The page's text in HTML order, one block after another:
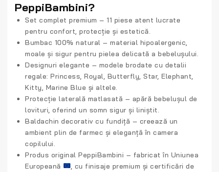
PeppiBambini?
Set complet premium – 11 piese atent lucrate
pentru confort, protecție și estetică.
Bumbac 100% natural – material hipoalergenic,
moale și sigur pentru pielea delicată a bebelușului.
Designuri elegante – modele brodate cu detalii
regale: Princess, Royal, Butterfly, Star, Elephant,
Kitty, Marine Blue și altele.
Protecție laterală matlasată – apără bebelușul de
lovituri, oferind un somn sigur și liniștit.
Baldachin decorativ cu fundiță – creează un
ambient plin de farmec și eleganță în camera
copilului.
Produs original PeppiBambini – fabricat în Uniunea
Europeană
, cu finisaje premium și certificări de